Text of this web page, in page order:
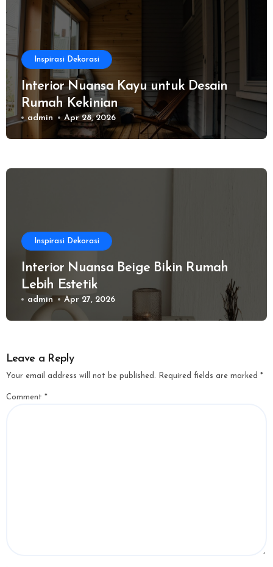
Inspirasi Dekorasi
Interior Nuansa Kayu untuk Desain
Rumah Kekinian
admin Apr 28, 2026
Inspirasi Dekorasi
Interior Nuansa Beige Bikin Rumah
Lebih Estetik
admin Apr 27, 2026
Leave a Reply
Your email address will not be published. Required fields are marked *
Comment *